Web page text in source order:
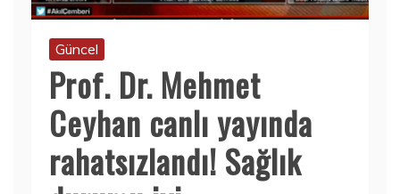
Güncel
Prof. Dr. Mehmet
Ceyhan canlı yayında
rahatsızlandı! Sağlık